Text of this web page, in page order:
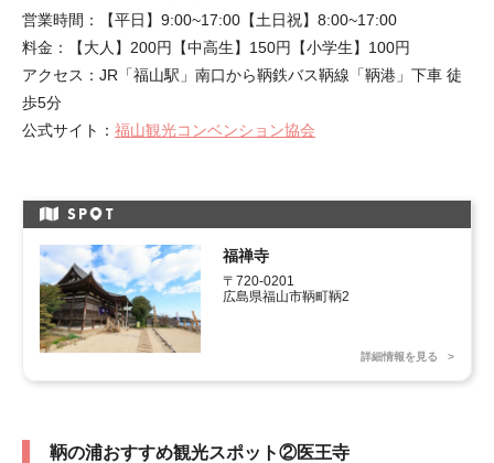
営業時間：【平日】9:00~17:00【土日祝】8:00~17:00
料金：【大人】200円【中高生】150円【小学生】100円
アクセス：JR「福山駅」南口から鞆鉄バス鞆線「鞆港」下車 徒
歩5分
公式サイト： 福山観光コンベンション協会
SP T
福禅寺
〒720-0201
広島県福山市鞆町鞆2
詳細情報を見る
鞆の浦おすすめ観光スポット②医王寺